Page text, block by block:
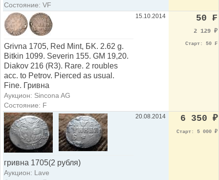
Состояние: VF
Grivna 1705, Red Mint, БK. 2.62 g.
Bitkin 1099. Severin 155. GM 19,20.
Diakov 216 (R3). Rare. 2 roubles
acc. to Petrov. Pierced as usual.
Fine. Гривна
Аукцион: Sincona AG
Состояние: F
15.10.2014 50 ₣
2 129 ₽
Старт: 50 ₣
гривна 1705(2 рубля)
Аукцион: Lave
20.08.2014 6 350 ₽
Старт: 5 000 ₽